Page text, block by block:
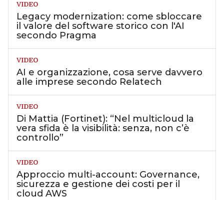
VIDEO
Legacy modernization: come sbloccare
il valore del software storico con l'AI
secondo Pragma
VIDEO
AI e organizzazione, cosa serve davvero
alle imprese secondo Relatech
VIDEO
Di Mattia (Fortinet): “Nel multicloud la
vera sfida è la visibilità: senza, non c’è
controllo”
VIDEO
Approccio multi-account: Governance,
sicurezza e gestione dei costi per il
cloud AWS